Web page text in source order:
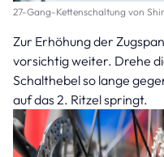
27-Gang-Kettenschaltung von
Zur Erhöhung der
vorsichtig weiter. Drehe
Schalthebel so lange
auf das 2. Ritzel springt.